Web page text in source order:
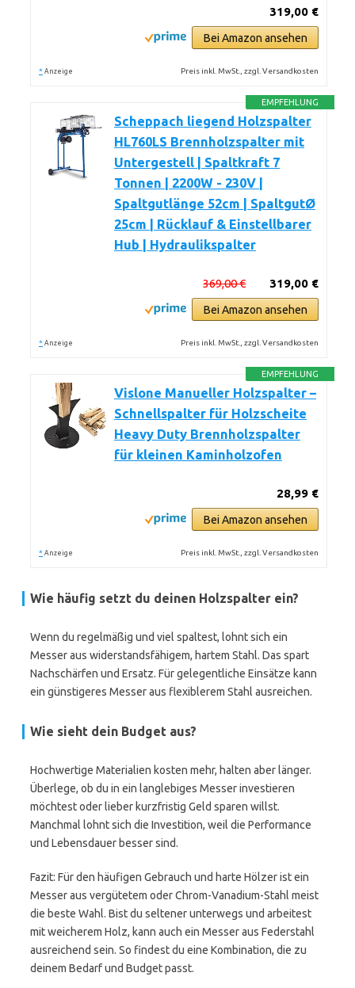
319,00 €
Bei Amazon ansehen
* Anzeige Preis inkl. MwSt., zzgl. Versandkosten
EMPFEHLUNG
Scheppach liegend Holzspalter
HL760LS Brennholzspalter mit
Untergestell | Spaltkraft 7
Tonnen | 2200W - 230V |
Spaltgutlänge 52cm | SpaltgutØ
25cm | Rücklauf & Einstellbarer
Hub | Hydraulikspalter
319,00 €
369,00 €
Bei Amazon ansehen
* Anzeige Preis inkl. MwSt., zzgl. Versandkosten
EMPFEHLUNG
Vislone Manueller Holzspalter –
Schnellspalter für Holzscheite
Heavy Duty Brennholzspalter
für kleinen Kaminholzofen
28,99 €
Bei Amazon ansehen
* Anzeige Preis inkl. MwSt., zzgl. Versandkosten
Wie häufig setzt du deinen Holzspalter ein?
Wenn du regelmäßig und viel spaltest, lohnt sich ein
Messer aus widerstandsfähigem, hartem Stahl. Das spart
Nachschärfen und Ersatz. Für gelegentliche Einsätze kann
ein günstigeres Messer aus flexiblerem Stahl ausreichen.
Wie sieht dein Budget aus?
Hochwertige Materialien kosten mehr, halten aber länger.
Überlege, ob du in ein langlebiges Messer investieren
möchtest oder lieber kurzfristig Geld sparen willst.
Manchmal lohnt sich die Investition, weil die Performance
und Lebensdauer besser sind.
Fazit: Für den häufigen Gebrauch und harte Hölzer ist ein
Messer aus vergütetem oder Chrom-Vanadium-Stahl meist
die beste Wahl. Bist du seltener unterwegs und arbeitest
mit weicherem Holz, kann auch ein Messer aus Federstahl
ausreichend sein. So findest du eine Kombination, die zu
deinem Bedarf und Budget passt.